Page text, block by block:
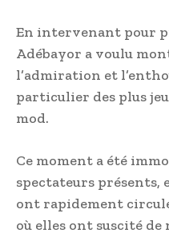
En intervenant pour
Adébayor a voulu
l’admiration et
particulier des plus
mod.
Ce moment a été
spectateurs présents,
ont rapidement
où elles ont suscité de